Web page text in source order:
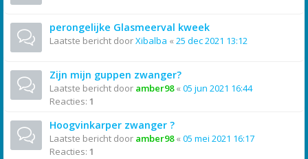
perongelijke Glasmeerval kweek
Laatste bericht doorXibalba « 25 dec 2021 13:12
Zijn mijn guppen zwanger?
Laatste bericht door amber98« 05 jun 2021 16:44
Reacties: 1
Hoogvinkarper zwanger ?
Laatste bericht door amber98« 05 mei 2021 16:17
Reacties: 1